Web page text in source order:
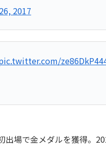
2017
場で金メダルを獲得。